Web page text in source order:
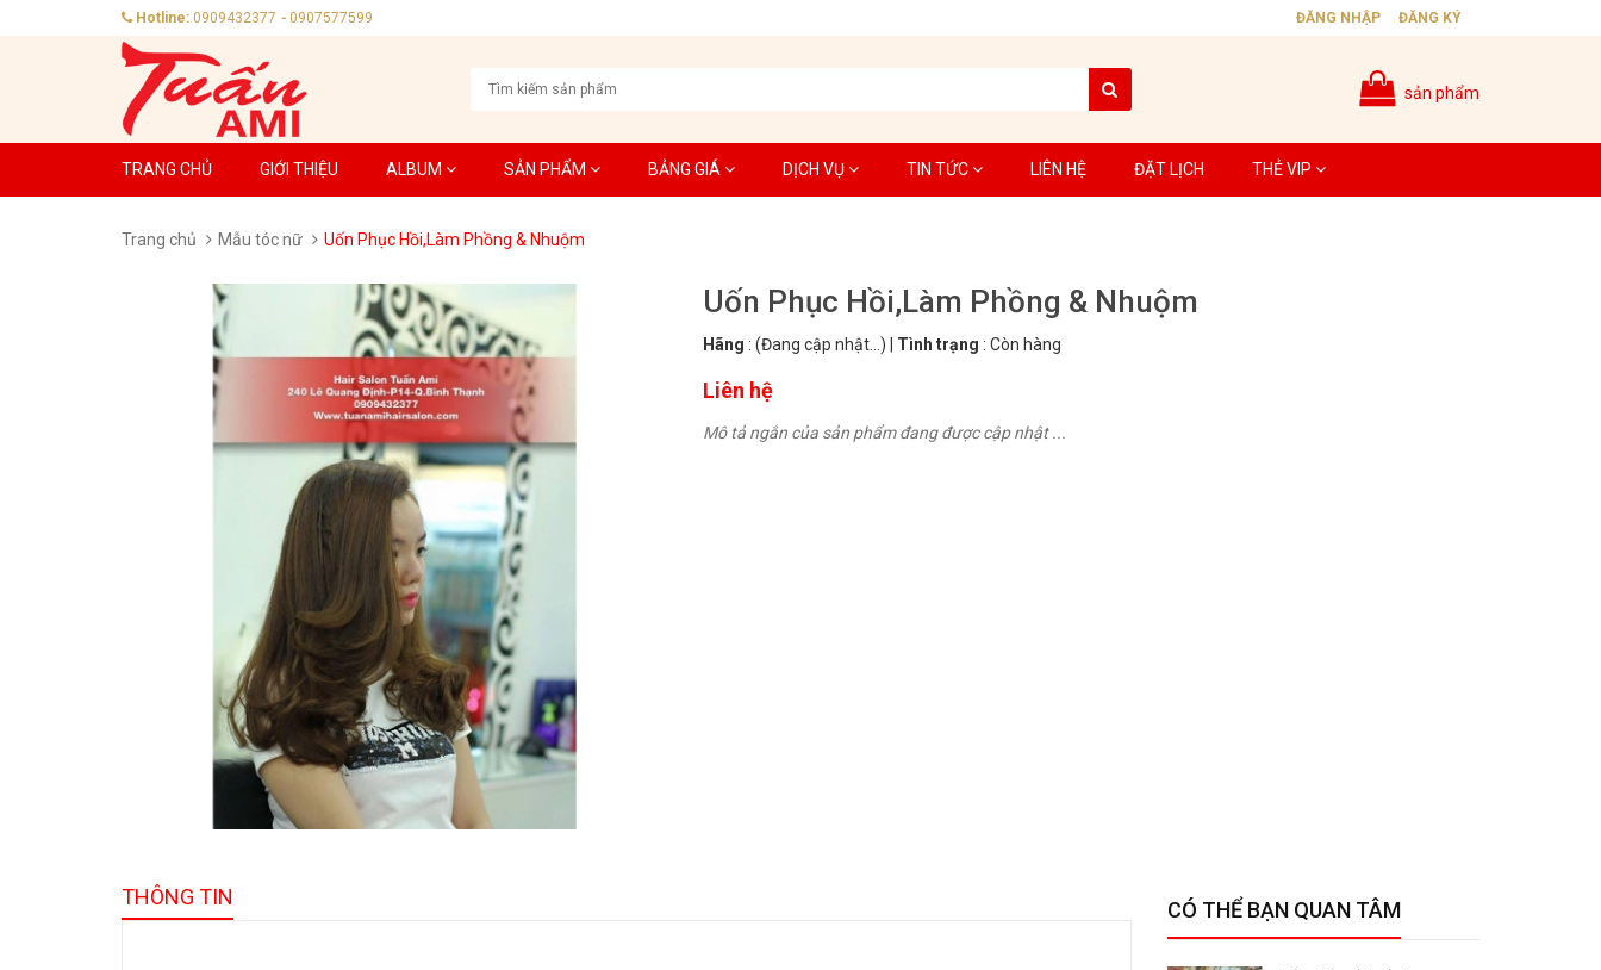
Hotline: 0909432377 - 0907577599 ĐĂNG NHẬP ĐĂNG KÝ
sản phẩm
TRANG CHỦ GIỚI THIỆU ALBUM SẢN PHẨM BẢNG GIÁ DỊCH VỤ TIN TỨC LIÊN HỆ ĐẶT LỊCH THẺ VIP
Trang chủ Mẫu tóc nữ Uốn Phục Hồi,Làm Phồng & Nhuộm
Uốn Phục Hồi,Làm Phồng & Nhuộm
Hãng : (Đang cập nhật...) Tình trạng : Còn hàng
Liên hệ
Mô tả ngắn của sản phẩm đang được cập nhật ...
THÔNG TIN
CÓ THỂ BẠN QUAN TÂM